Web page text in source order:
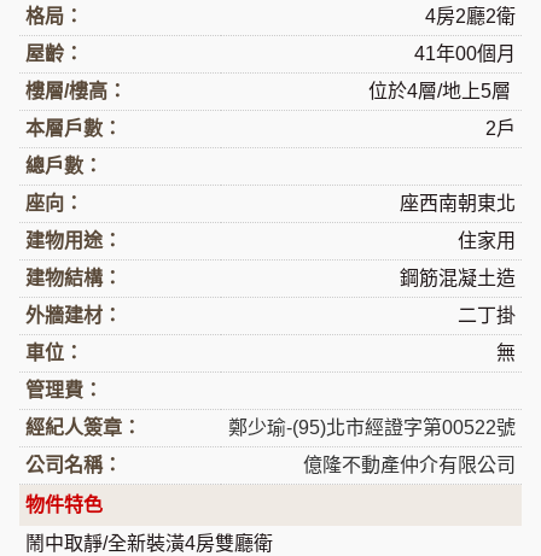
格局：
4房2廳2衛
屋齡：
41年00個月
樓層/樓高：
位於4層/地上5層
本層戶數：
2戶
總戶數：
座向：
座西南朝東北
建物用途：
住家用
建物結構：
鋼筋混凝土造
外牆建材：
二丁掛
車位：
無
管理費：
經紀人簽章：
鄭少瑜-(95)北市經證字第00522號
公司名稱：
億隆不動產仲介有限公司
物件特色
鬧中取靜/全新裝潢4房雙廳衛